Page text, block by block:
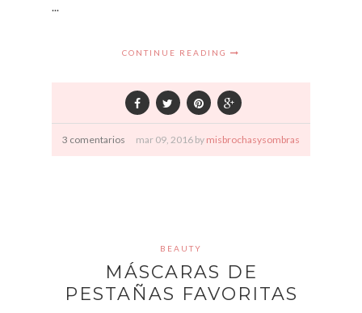
...
CONTINUE READING
3 comentarios mar 09, 2016 by misbrochasysombras
BEAUTY
MÁSCARAS DE
PESTAÑAS FAVORITAS